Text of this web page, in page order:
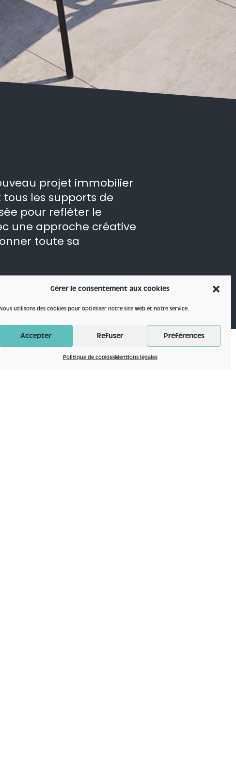
Gérer le consentement aux cookies
utilisons des cookies pour optimiser notre site web et notre service.
Accepter Refuser Préférences
Politique de cookiesMentions légales
projet immobilier
les supports de
pour refléter le
une approche créative
toute sa